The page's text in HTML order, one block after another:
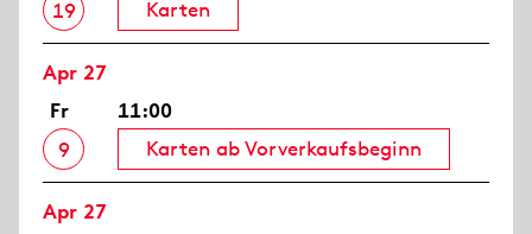
19 Karten
Apr 27
Fr
9
11:00
Karten ab Vorverkaufsbeginn
Apr 27